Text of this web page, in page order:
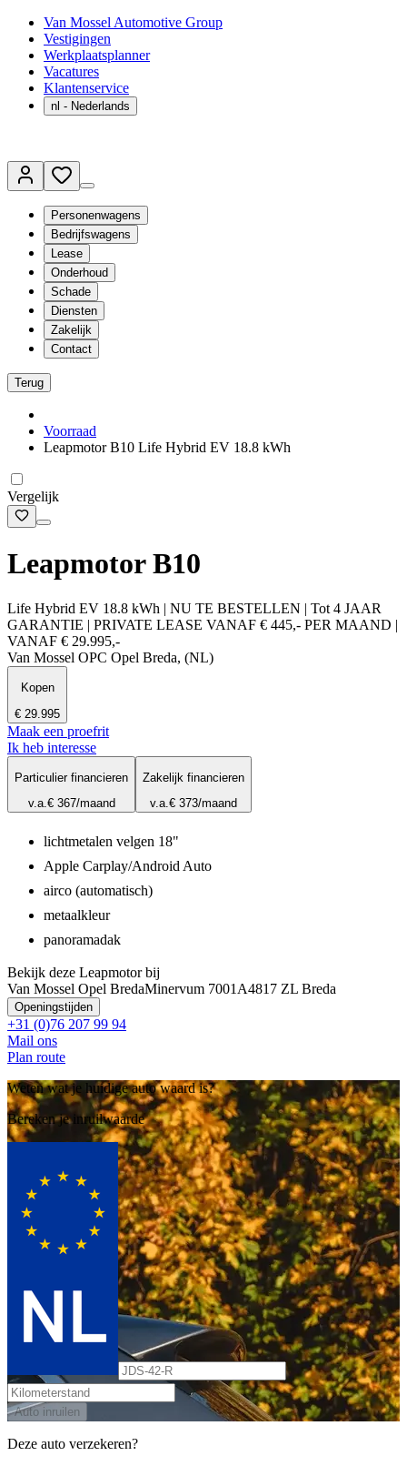
Van Mossel Automotive Group
Vestigingen
Werkplaatsplanner
Vacatures
Klantenservice
nl - Nederlands
Personenwagens
Bedrijfswagens
Lease
Onderhoud
Schade
Diensten
Zakelijk
Contact
Terug
Voorraad
Leapmotor B10 Life Hybrid EV 18.8 kWh
Vergelijk
Leapmotor B10
Life Hybrid EV 18.8 kWh | NU TE BESTELLEN | Tot 4 JAAR
GARANTIE | PRIVATE LEASE VANAF € 445,- PER MAAND |
VANAF € 29.995,-
Van Mossel OPC Opel Breda, (NL)
Kopen
€ 29.995
Maak een proefrit
Ik heb interesse
Particulier financieren
v.a.€ 367/maand
Zakelijk financieren
v.a.€ 373/maand
lichtmetalen velgen 18"
Apple Carplay/Android Auto
airco (automatisch)
metaalkleur
panoramadak
Bekijk deze Leapmotor bij
Van Mossel Opel BredaMinervum 7001A4817 ZL Breda
Openingstijden
+31 (0)76 207 99 94
Mail ons
Plan route
Weten wat je huidige auto waard is?
Bereken je inruilwaarde
Auto inruilen
Deze auto verzekeren?